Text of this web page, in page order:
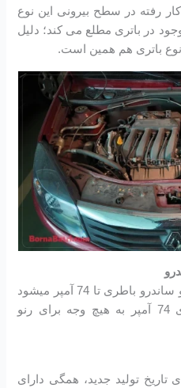
رفته در سطح بیرونی این نوع
در باتری مطلع می کند؛ دلیل
نوع باتری هم همین است.
توجه داشته باشید که بر روی رنو ساندرو باطری تا 74 آمپر میشود
نصب کرد ولی بیشتر از باطری 74 آمپر به هیچ وجه برای رنو
تاریخ تولید جدید، همگی دارای